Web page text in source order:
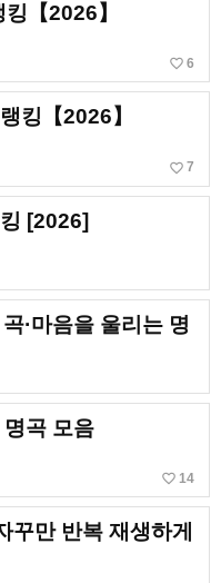
【2026】
favorite_border 6
킹【2026】
favorite_border 7
[2026]
·마음을 울리는 명
곡 모음
favorite_border 14
만 반복 재생하게